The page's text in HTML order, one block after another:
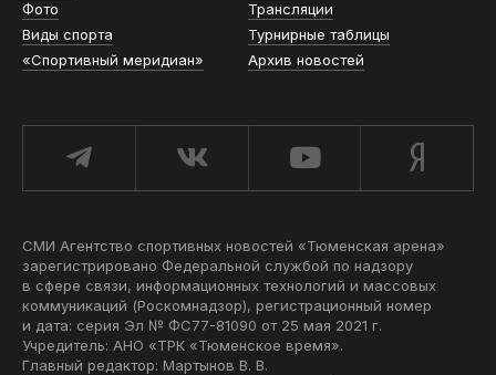
Фото
Трансляции
Виды спорта
Турнирные таблицы
«Спортивный меридиан»
Архив новостей
СМИ Агентство спортивных новостей «Тюменская арена»
зарегистрировано Федеральной службой по надзору
в сфере связи, информационных технологий и массовых
коммуникаций (Роскомнадзор), регистрационный номер
и дата: серия Эл № ФС77-81090 от 25 мая 2021 г.
Учредитель: АНО «ТРК «Тюменское время».
Главный редактор: Мартынов В. В.